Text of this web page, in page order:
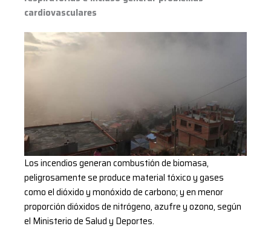
cardiovasculares
Los incendios generan combustión de biomasa,
peligrosamente se produce material tóxico y gases
como el dióxido y monóxido de carbono; y en menor
proporción dióxidos de nitrógeno, azufre y ozono, según
el Ministerio de Salud y Deportes.
cardiovasculares